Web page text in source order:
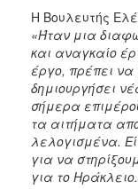
Η Βουλευτής
«Ήταν μια
και αναγκαίο
έργο, πρέπει να
δημιουργήσει
σήμερα
τα αιτήματα
λελογισμένα.
για να
για το